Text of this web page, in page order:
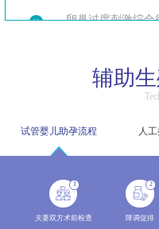
06 卵巢过度刺激综
精子洗涤过程中会
2026-08
06 人工授精和试管婴
2026-08
冻胚做第三代试管
辅助
试管婴儿助孕流程 人
1
夫妻双方术前检查
2
降调促排